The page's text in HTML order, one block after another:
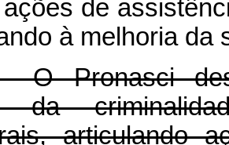
de
à melhoria da
Pronasci
da
articulando